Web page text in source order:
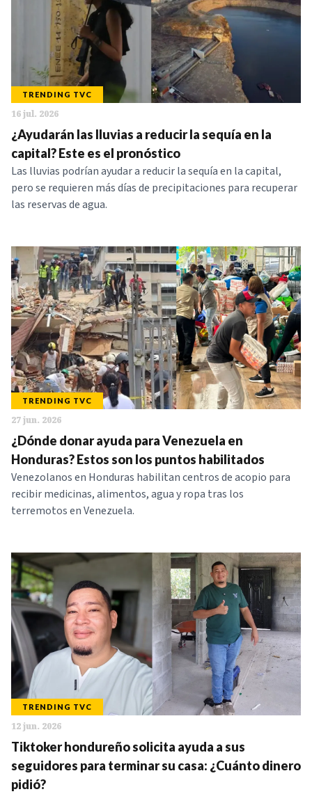
TRENDING TVC
16 jul. 2026
¿Ayudarán las lluvias a reducir la sequía en la
capital? Este es el pronóstico
Las lluvias podrían ayudar a reducir la sequía en la capital,
pero se requieren más días de precipitaciones para recuperar
las reservas de agua.
TRENDING TVC
27 jun. 2026
¿Dónde donar ayuda para Venezuela en
Honduras? Estos son los puntos habilitados
Venezolanos en Honduras habilitan centros de acopio para
recibir medicinas, alimentos, agua y ropa tras los
terremotos en Venezuela.
TRENDING TVC
12 jun. 2026
Tiktoker hondureño solicita ayuda a sus
seguidores para terminar su casa: ¿Cuánto dinero
pidió?